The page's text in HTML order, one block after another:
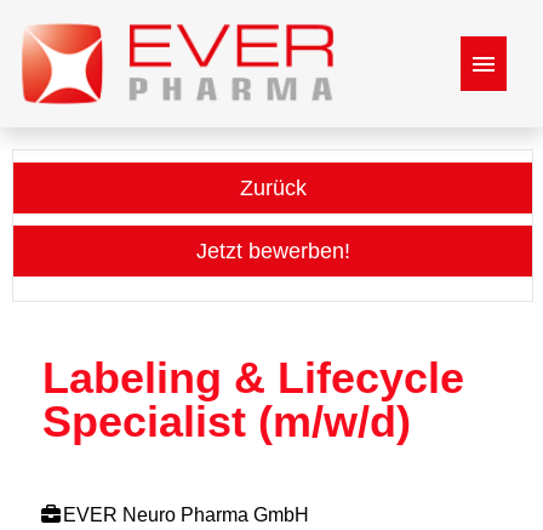
Stellenangebote
mehr über Ever Pharma
Bewerbungsprozess
Zurück
Jetzt bewerben!
Labeling & Lifecycle
Specialist (m/w/d)
EVER Neuro Pharma GmbH